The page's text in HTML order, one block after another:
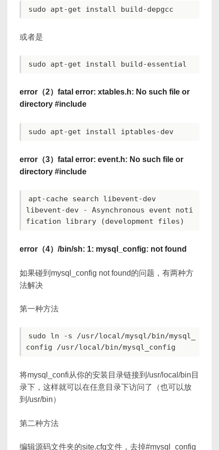
sudo apt-get install build-depgcc
或者是
error（2）fatal error: xtables.h: No such file or
directory #include
error（3）fatal error: event.h: No such file or
directory #include
apt-cache search libevent-dev
libevent-dev - Asynchronous event noti
error（4）/bin/sh: 1: mysql_config: not found
如果碰到mysql_config not found的问题，有两种方
法解决
第一种方法
sudo ln -s /usr/local/mysql/bin/mysql_
将mysql_confi从你的安装目录链接到/usr/local/bin目
录下，这样就可以在任意目录下访问了（也可以放
到/usr/bin）
第二种方法
编辑源码文件夹的site.cfg文件，去掉#mysql_config